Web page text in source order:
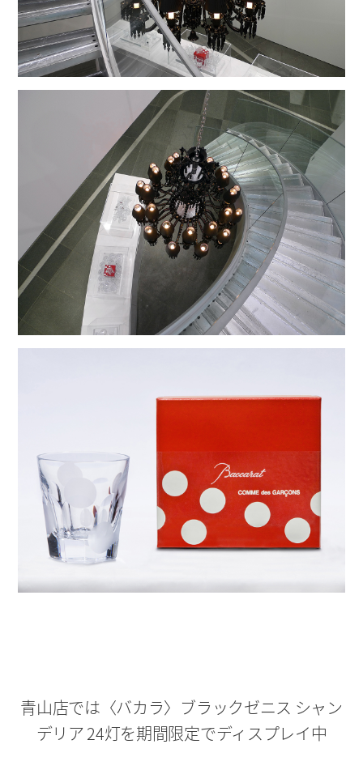
青山店では〈バカラ〉ブラックゼニス シャン
デリア 24灯を期間限定でディスプレイ中